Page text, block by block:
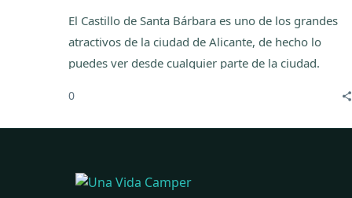
y
Horarios
El Castillo de Santa Bárbara es uno de los grandes
atractivos de la ciudad de Alicante, de hecho lo
puedes ver desde cualquier parte de la ciudad.
0